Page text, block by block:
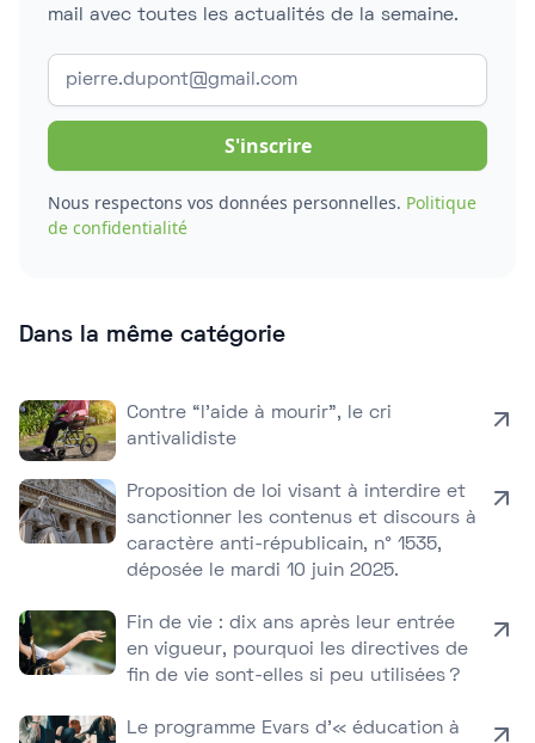
mail avec toutes les actualités de la semaine.
Nous respectons vos données personnelles. Politique
de confidentialité
Dans la même catégorie
Contre “l’aide à mourir”, le cri
antivalidiste
Proposition de loi visant à interdire et
sanctionner les contenus et discours à
caractère anti-républicain, n° 1535,
déposée le mardi 10 juin 2025.
Fin de vie : dix ans après leur entrée
en vigueur, pourquoi les directives de
fin de vie sont-elles si peu utilisées ?
Le programme Evars d’« éducation à